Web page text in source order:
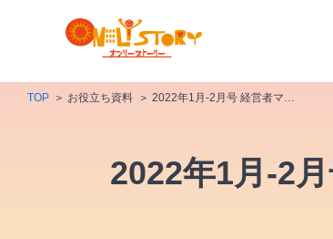
TOP お役立ち資料 2022年1月-2月号 経営者マーケットから読み解くBtoBの市場ニーズ
2022年1月-2